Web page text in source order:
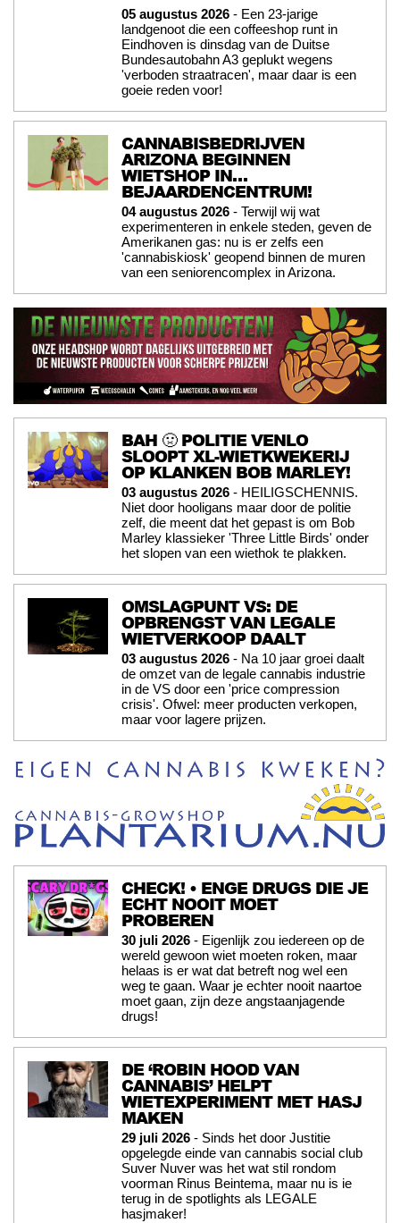
05 augustus 2026 - Een 23-jarige
landgenoot die een coffeeshop runt in
Eindhoven is dinsdag van de Duitse
Bundesautobahn A3 geplukt wegens
'verboden straatracen', maar daar is een
goeie reden voor!
CANNABISBEDRIJVEN
ARIZONA BEGINNEN
WIETSHOP IN…
BEJAARDENCENTRUM!
04 augustus 2026 - Terwijl wij wat
experimenteren in enkele steden, geven de
Amerikanen gas: nu is er zelfs een
'cannabiskiosk' geopend binnen de muren
van een seniorencomplex in Arizona.
BAH 🤢 POLITIE VENLO
SLOOPT XL-WIETKWEKERIJ
OP KLANKEN BOB MARLEY!
03 augustus 2026 - HEILIGSCHENNIS.
Niet door hooligans maar door de politie
zelf, die meent dat het gepast is om Bob
Marley klassieker 'Three Little Birds' onder
het slopen van een wiethok te plakken.
OMSLAGPUNT VS: DE
OPBRENGST VAN LEGALE
WIETVERKOOP DAALT
03 augustus 2026 - Na 10 jaar groei daalt
de omzet van de legale cannabis industrie
in de VS door een 'price compression
crisis'. Ofwel: meer producten verkopen,
maar voor lagere prijzen.
CHECK! • ENGE DRUGS DIE JE
ECHT NOOIT MOET
PROBEREN
30 juli 2026 - Eigenlijk zou iedereen op de
wereld gewoon wiet moeten roken, maar
helaas is er wat dat betreft nog wel een
weg te gaan. Waar je echter nooit naartoe
moet gaan, zijn deze angstaanjagende
drugs!
DE ‘ROBIN HOOD VAN
CANNABIS’ HELPT
WIETEXPERIMENT MET HASJ
MAKEN
29 juli 2026 - Sinds het door Justitie
opgelegde einde van cannabis social club
Suver Nuver was het wat stil rondom
voorman Rinus Beintema, maar nu is ie
terug in de spotlights als LEGALE
hasjmaker!